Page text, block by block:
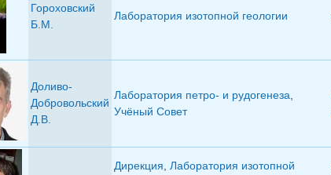
Гороховский
Б.М.
Лаборатория изотопной геологии
Доливо-
Добровольский
Д.В.
Лаборатория петро- и рудогенеза,
Учёный Совет
Дирекция, Лаборатория изотопной